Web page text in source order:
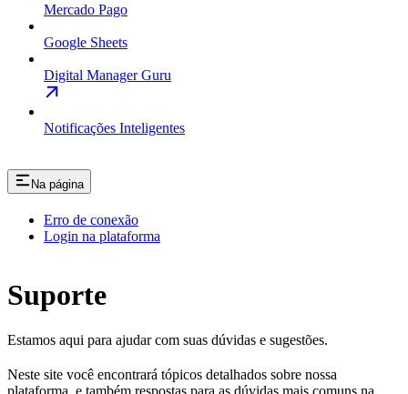
Mercado Pago
Google Sheets
Digital Manager Guru
Notificações Inteligentes
Na página
Erro de conexão
Login na plataforma
Suporte
Estamos aqui para ajudar com suas dúvidas e sugestões.
Neste site você encontrará tópicos detalhados sobre nossa
plataforma, e também respostas para as dúvidas mais comuns na